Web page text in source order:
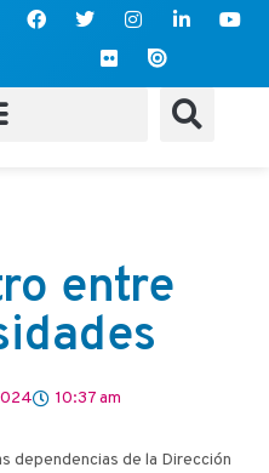
entre
10:37 am
dependencias de la Dirección